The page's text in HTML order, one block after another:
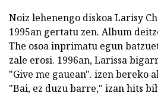
Noiz lehenengo diskoa Larisy
1995an gertatu zen. Album
The osoa inprimatu egun
zale erosi. 1996an, Larissa
"Give me gauean". izen bereko
"Bai, ez duzu barre," izan hits